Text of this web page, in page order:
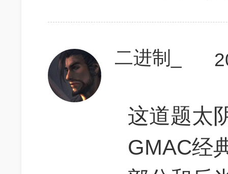
二进制_
这道题太
GMAC经